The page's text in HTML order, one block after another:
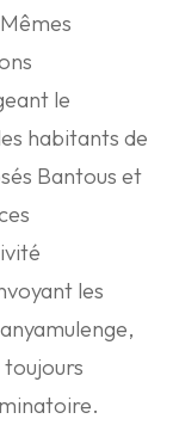
le
habitants de
Bantous et
les
toujours